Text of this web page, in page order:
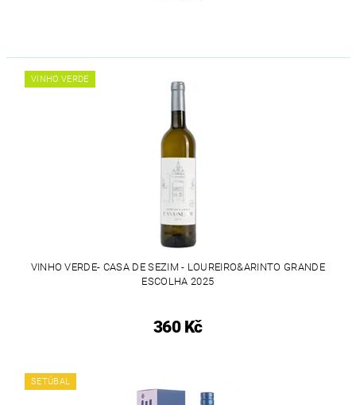
VINHO VERDE
VINHO VERDE- CASA DE SEZIM - LOUREIRO&ARINTO GRANDE
ESCOLHA 2025
360 Kč
SETÚBAL